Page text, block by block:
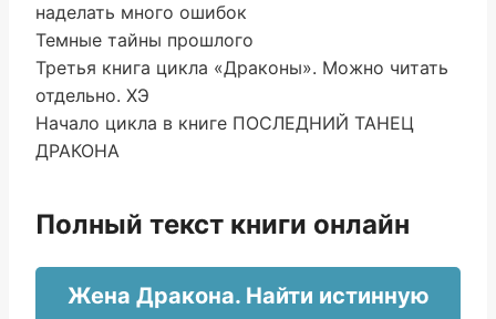
наделать много ошибок
Темные тайны прошлого
Третья книга цикла «Драконы». Можно читать
отдельно. ХЭ
Начало цикла в книге ПОСЛЕДНИЙ ТАНЕЦ
ДРАКОНА
Полный текст книги онлайн
Жена Дракона. Найти истинную